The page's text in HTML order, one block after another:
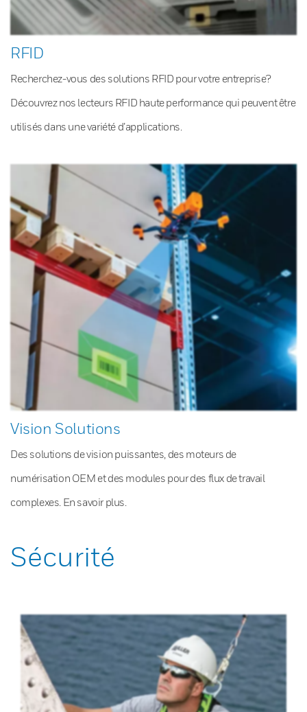
RFID
Recherchez-vous des solutions RFID pour votre entreprise?
Découvrez nos lecteurs RFID haute performance qui peuvent être
utilisés dans une variété d’applications.
Vision Solutions
Des solutions de vision puissantes, des moteurs de
numérisation OEM et des modules pour des flux de travail
complexes. En savoir plus.
Sécurité